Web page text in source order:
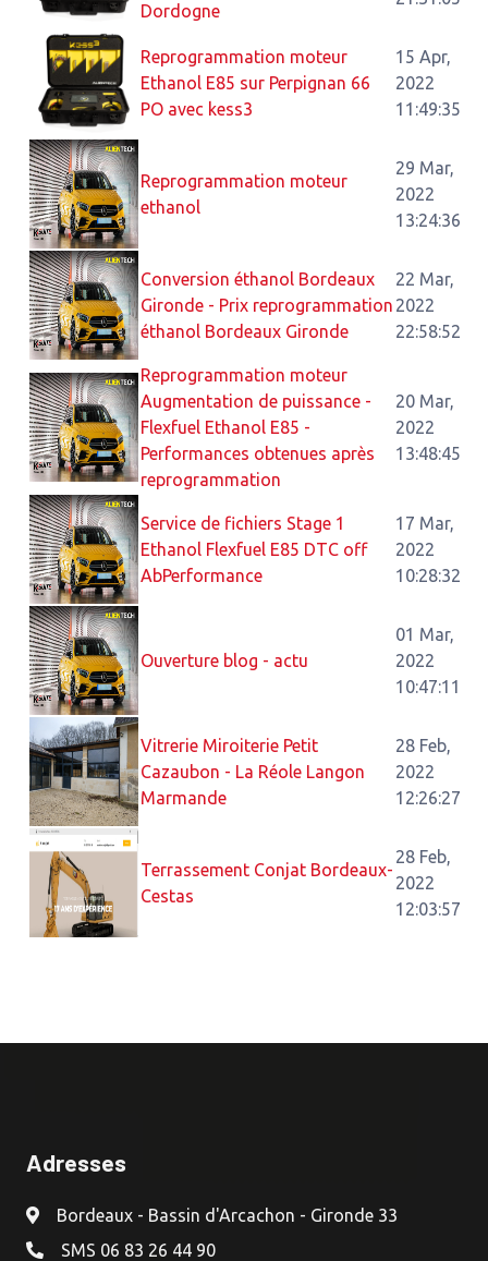
Dordogne
Reprogrammation moteur
Ethanol E85 sur Perpignan 66
PO avec kess3
15 Apr,
2022
11:49:35
Reprogrammation moteur
ethanol
29 Mar,
2022
13:24:36
Conversion éthanol Bordeaux
Gironde - Prix reprogrammation
éthanol Bordeaux Gironde
22 Mar,
2022
22:58:52
Reprogrammation moteur
Augmentation de puissance -
Flexfuel Ethanol E85 -
Performances obtenues après
reprogrammation
20 Mar,
2022
13:48:45
Service de fichiers Stage 1
Ethanol Flexfuel E85 DTC off
AbPerformance
17 Mar,
2022
10:28:32
Ouverture blog - actu
01 Mar,
2022
10:47:11
Vitrerie Miroiterie Petit
Cazaubon - La Réole Langon
Marmande
28 Feb,
2022
12:26:27
Terrassement Conjat Bordeaux-
Cestas
28 Feb,
2022
12:03:57
Adresses
Bordeaux - Bassin d'Arcachon - Gironde 33
SMS 06 83 26 44 90